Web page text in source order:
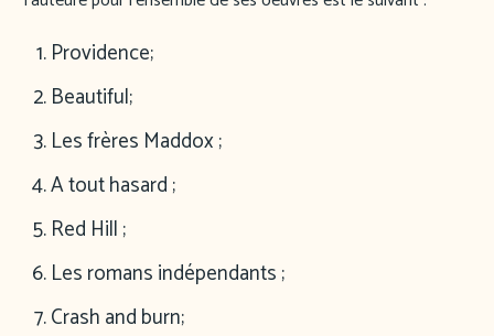
Providence;
Beautiful;
Les frères Maddox ;
A tout hasard ;
Red Hill ;
Les romans indépendants ;
Crash and burn;